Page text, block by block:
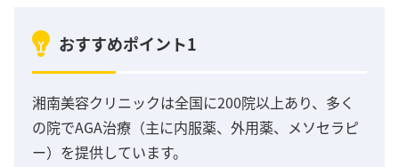
おすすめポイント1
湘南美容クリニックは全国に200院以上あり、多く
の院でAGA治療（主に内服薬、外用薬、メソセラピ
ー）を提供しています。